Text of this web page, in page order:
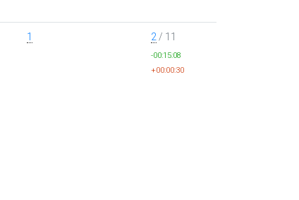
1 2 / 11
-00:15:08
+00:00:30